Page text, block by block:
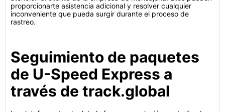
proporcionarte asistencia adicional y resolver cualquier
inconveniente que pueda surgir durante el proceso de
rastreo.
Seguimiento de paquetes
de U-Speed Express a
través de track.global